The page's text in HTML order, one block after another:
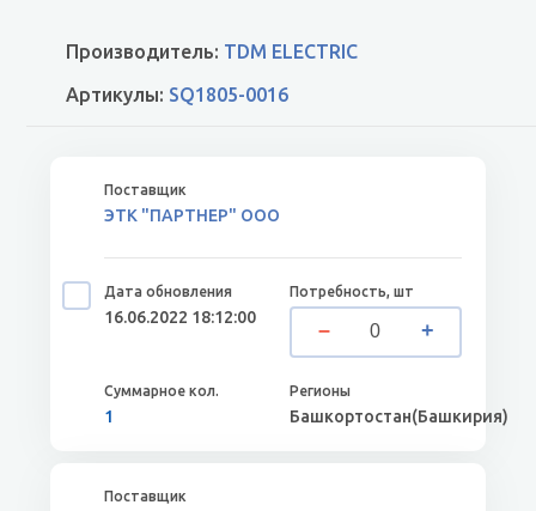
Производитель: TDM ELECTRIC
Артикулы: SQ1805-0016
ЭТК "ПАРТНЕР" ООО
16.06.2022 18:12:00
1 Башкортостан(Башкирия)